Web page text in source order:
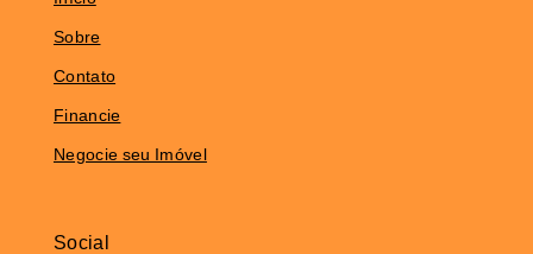
Sobre
Contato
Financie
Negocie seu Imóvel
Social